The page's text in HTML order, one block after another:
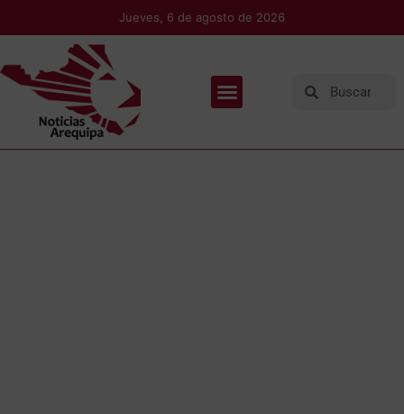
Jueves, 6 de agosto de 2026